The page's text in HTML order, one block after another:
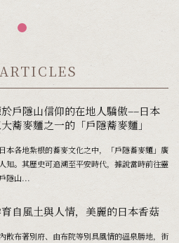
戶隱山信仰的在地人驕傲––日本
蕎麥麵之一的「戶隱蕎麥麵」
本各地紮根的蕎麥文化之中，「戶隱蕎麥麵」廣
知。其歷史可追溯至平安時代，據說當時前往靈
隱山...
自風土與人情，美麗的日本香菇
散布著別府、由布院等別具風情的溫泉勝地，街